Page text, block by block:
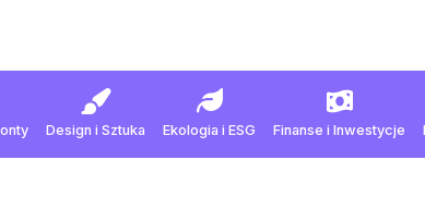
Design i Sztuka Ekologia i ESG Finanse i Inwestycje